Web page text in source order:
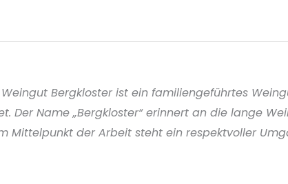
Bergkloster ist ein familiengeführtes
Der Name „Bergkloster“ erinnert an die lange
Mittelpunkt der Arbeit steht ein respektvoller